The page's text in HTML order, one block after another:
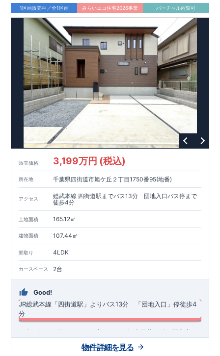
キッチン周りにアクセントクロスを採用！オシャレなカウンタ
ーを演出しております♪
​＜設備・仕様＞
​■玄関ドア…タグキーやスマートフォン​アプリで開閉可能な仕
様です♪ ​■玄関収納…便利な全身鏡のついた、コの字収納がご
ざいます♪
■浴室…壁面にアクセントカラーを取り入れ、オシャレな浴室
空間を作り出しております♪
​ ​ ​◇アクセス◇ 小田急小田原線 ​​「本厚木」駅までバス３２分、
バス停「鳶尾1丁目」まで停歩３分 ​​
分)【買物施設】◎ ユーコープ鳶尾店 約600m(徒歩約9分) ◎
セブンイレブン厚木下荻野北店 約800m(徒歩約12分)【その他
施設】 ◎ 鳶尾中央公園 約240m(徒歩約3分)
◎ 厚木鳶尾郵便
局 約550m(徒歩約8分) ◎ 鳶尾診療所 約650m(徒歩約9分)
オプション商品のご紹介
網戸（全窓）​建物引渡日の20日前までにお申込みいただくと特
別価格でご案内 ​お引渡し前に工事を済ませることが可能です。
住宅設備機器修理サービス​建物引渡日までにお申し込みいただ
早割価格でご案内 ​キッチン／トイレ／バス／給湯器／洗面
化粧台／インターホン 設備機器の​15年保証サービスへの加入が
おすすめです！
東栄ホームサービス株式会社なら、
​エアコン・フロアコーティ
ング・カーテンレール・カップボード・TVアンテナ 等もご紹
介可能！
ウェブカタログはこちら→​<各種カタログ｜ブルーミングリフ
ォーム>
住宅性能評価 W取得(設計・建設)
■第三者機関が設計・建物検査(全四回)を実施 ■税制優遇あり
4分野6項目で最高等級を取得!
□ 構造の安定 (耐風等級2・耐震等級3) □ 劣化の軽減 (劣化対
策等級3) □ 維持管理への配慮 (維持管理対策等級3) □ 空気環
境 (ホルムアルデヒド発散等級3)
ZEH水準の断熱性能
□ 断熱等性能等級5～6 □ 一次エネルギー消費量等級6～8 ​□
第三者評価BELS実施
快適に長く住める住宅
【長期優良住宅】■国の定める7つの技術基準をクリア ■税制
優遇あり【東栄セーフティーダンパー標準装備】■制震ダンパ
ーで振れ幅を大幅に低減、繰り返す地震に強い『耐震+制震』
技術 ■メンテナンスフリー
現地案内予約受付中
詳細やご見学など、お気軽にお問合せ下さ
東栄住宅 港南台営業所 TEL:0120-29-1081
1区画販売中／全1区画 みらいエコ住宅2026事業 バーチャル内覧可
販売価格 3,199万円 (税込)
所在地 千葉県四街道市旭ケ丘２丁目1750番95(地番)
アクセス
総武本線 四街道駅までバス13分 団地入口バス停まで
徒歩4分
土地面積 165.12㎡
建物面積 107.44㎡
間取り 4LDK
カースペース 2台
Good!
JR総武本線「四街道駅」よりバス13分 「団地入口」停徒歩4
分
​・南西側に日当たりのよい庭あり♪ ・折上天井や続き間和室で
たら嬉しい土間収納、ＷＩＣ付き！ ​・おしゃれでスタイリッシ
物件詳細を見る